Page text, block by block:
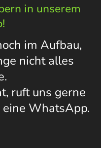
in unserem
im Aufbau,
nicht alles
ruft uns gerne
WhatsApp.